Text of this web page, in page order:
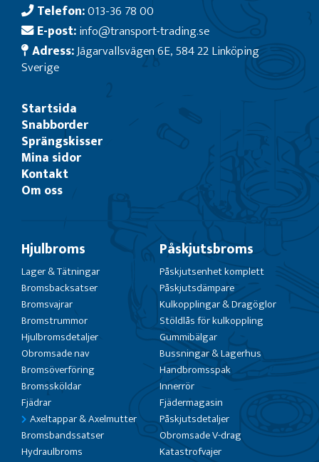
Telefon:013-36 78 00
E-post:info@transport-trading.se
Adress:Jägarvallsvägen 6E, 584 22 Linköping
Sverige
Startsida
Snabborder
Sprängskisser
Mina sidor
Kontakt
Om oss
Hjulbroms
Lager & Tätningar
Bromsbacksatser
Bromsvajrar
Bromstrummor
Hjulbromsdetaljer
Obromsade nav
Bromsöverföring
Bromssköldar
Fjädrar
Axeltappar & Axelmutter
Bromsbandssatser
Hydraulbroms
Påskjutsbroms
Påskjutsenhet komplett
Påskjutsdämpare
Kulkopplingar & Dragöglor
Stöldlås för kulkoppling
Gummibälgar
Bussningar & Lagerhus
Handbromsspak
Innerrör
Fjädermagasin
Påskjutsdetaljer
Obromsade V-drag
Katastrofvajer